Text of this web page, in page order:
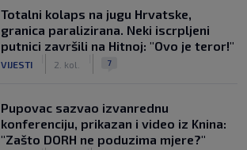
Totalni kolaps na jugu Hrvatske,
granica paralizirana. Neki iscrpljeni
putnici završili na Hitnoj: "Ovo je teror!"
VIJESTI 2. kol. 7
Pupovac sazvao izvanrednu
konferenciju, prikazan i video iz Knina:
"Zašto DORH ne poduzima mjere?"